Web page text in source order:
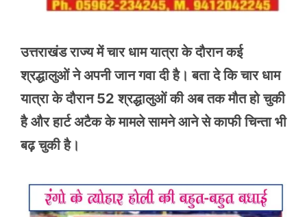
उत्तराखंड राज्य में चार धाम यात्रा के दौरान कई
श्रद्धालुओं ने अपनी जान गवा दी है। बता दे कि चार धाम
यात्रा के दौरान 52 श्रद्धालुओं की अब तक मौत हो चुकी
है और हार्ट अटैक के मामले सामने आने से काफी चिन्ता भी
बढ़ चुकी है।